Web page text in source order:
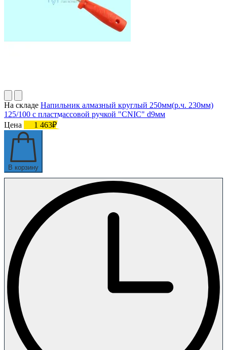
На складе Напильник алмазный круглый 250мм(р.ч. 230мм)
125/100 с пластмассовой ручкой "CNIC" d9мм
Цена
1 463₽
В корзину